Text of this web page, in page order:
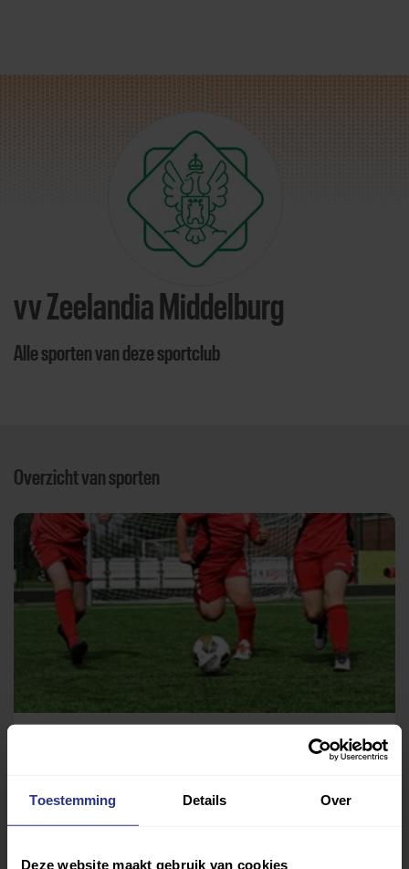
Toestemming Details Over
Deze website maakt gebruik van cookies
Direct door naar content
vv Zeelandia Middelburg
Alle sporten van deze sportclub
Overzicht van sporten